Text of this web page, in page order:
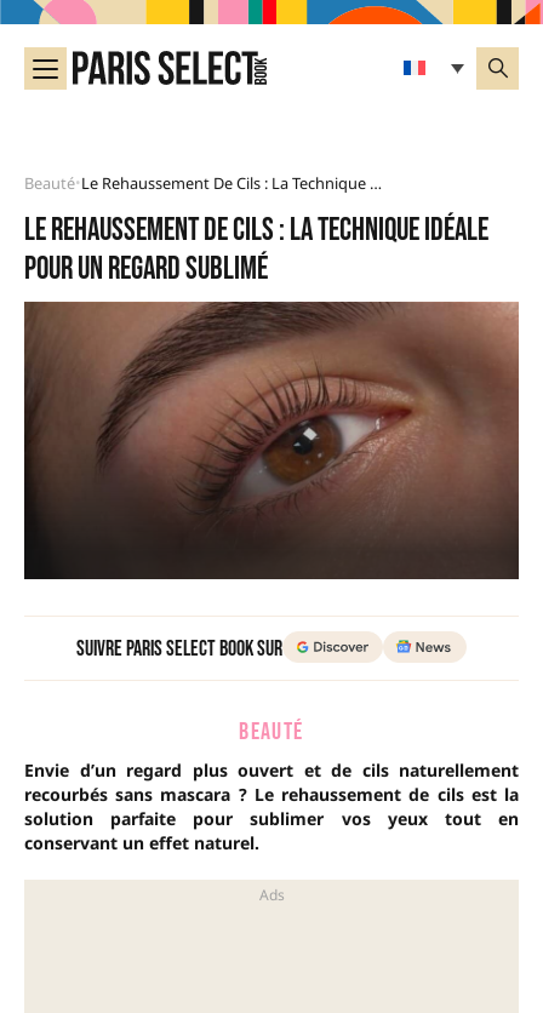
Beauté• Le Rehaussement De Cils : La Technique Idéale Pour Un Regard Sublimé
Le rehaussement de cils : la technique idéale
pour un regard sublimé
Suivre Paris Select Book sur
BEAUTÉ
Envie d’un regard plus ouvert et de cils naturellement
recourbés sans mascara ? Le rehaussement de cils est la
solution parfaite pour sublimer vos yeux tout en
conservant un effet naturel.